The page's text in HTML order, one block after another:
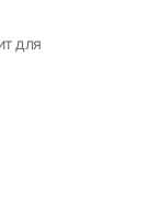
для